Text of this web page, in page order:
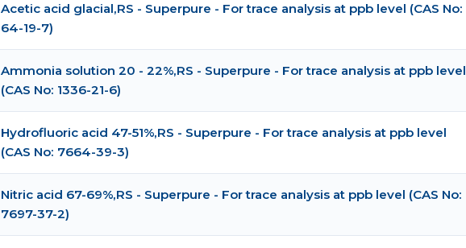
Acetic acid glacial,RS - Superpure - For trace analysis at ppb level (CAS No:
64-19-7)
Ammonia solution 20 - 22%,RS - Superpure - For trace analysis at ppb level
(CAS No: 1336-21-6)
Hydrofluoric acid 47-51%,RS - Superpure - For trace analysis at ppb level
(CAS No: 7664-39-3)
Nitric acid 67-69%,RS - Superpure - For trace analysis at ppb level (CAS No:
7697-37-2)